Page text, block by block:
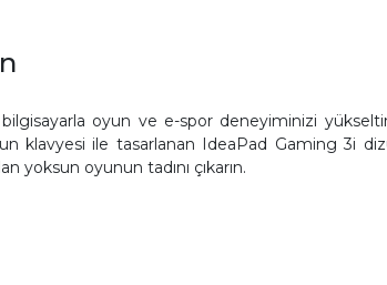
bilgisayarla oyun ve e-spor deneyiminizi
klavyesi ile tasarlanan IdeaPad Gaming 3i
yoksun oyunun tadını çıkarın.